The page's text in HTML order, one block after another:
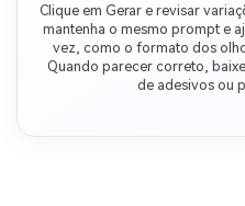
Clique em Gerar e revisar
mantenha o mesmo prompt e
vez, como o formato dos
Quando parecer correto,
de adesivos ou